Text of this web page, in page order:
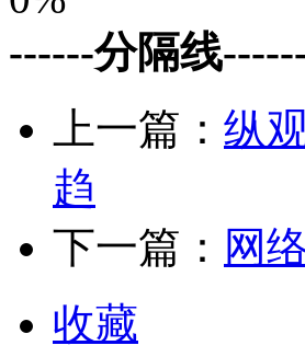
------分隔线
上一篇： 纵
趋
下一篇： 网
收藏